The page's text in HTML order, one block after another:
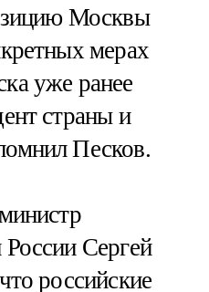
Москвы
мерах
уже ранее
страны и
Песков.
Сергей
российские